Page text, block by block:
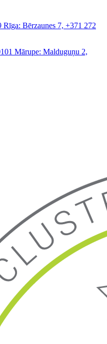
Rīga: Bērzaunes 7, +371 272
Mārupe: Malduguņu 2,